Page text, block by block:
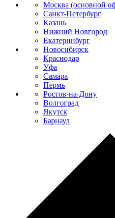
Москва (основной
Санкт-Петербург
Казань
Нижний Новгород
Екатеринбург
Новосибирск
Краснодар
Уфа
Самара
Пермь
Ростов-на-Дону
Волгоград
Якутск
Барнаул